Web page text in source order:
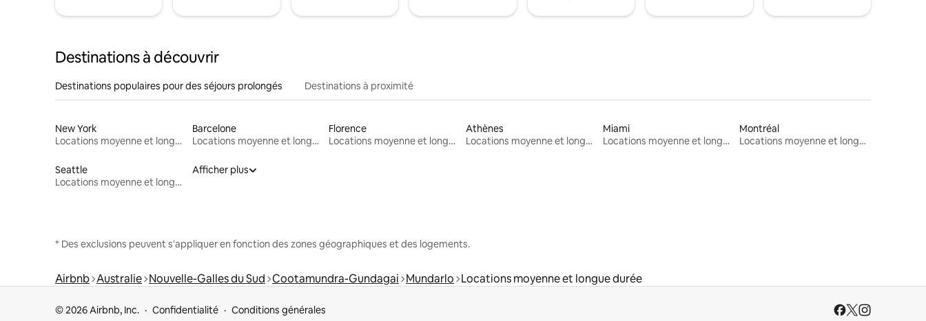
Destinations à découvrir
Destinations populaires pour des séjours prolongés Destinations à proximité
New York
Locations moyenne et longue durée
Barcelone
Locations moyenne et longue durée
Florence
Locations moyenne et longue durée
Athènes
Locations moyenne et longue durée
Miami
Locations moyenne et longue durée
Montréal
Locations moyenne et longue durée
Seattle
Locations moyenne et longue durée
Afficher plus
* Des exclusions peuvent s'appliquer en fonction des zones géographiques et des logements.
Airbnb Australie Nouvelle-Galles du Sud Cootamundra-Gundagai Mundarlo Locations moyenne et longue durée
© 2026 Airbnb, Inc. Confidentialité Conditions générales